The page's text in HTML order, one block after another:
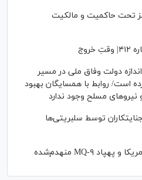
تحت حاکمیت و مالکیت
دولت وفاق ملی در مسیر
است/ روابط با همسایگان بهبود
نیروهای مسلح وجود ندارد
توسط سلبریتی‌ها
اولین تصاویر لاشه F-۱۵ آمریکا و پهپاد MQ-۹ منهدم‌شده